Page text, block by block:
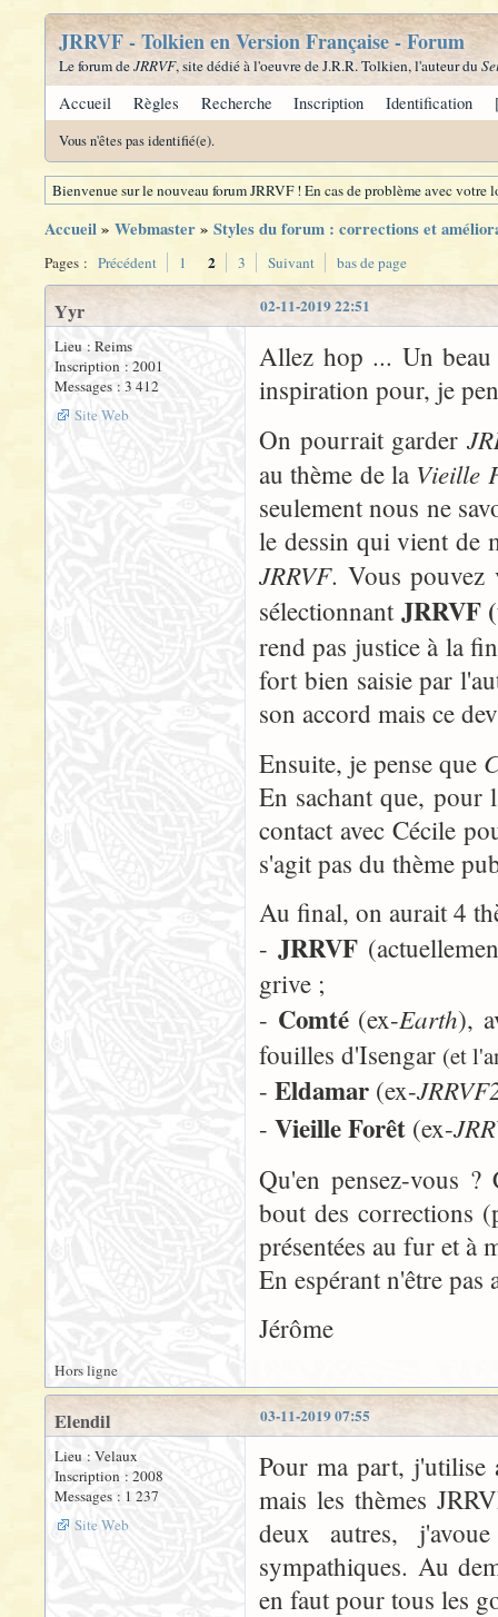
JRRVF - Tolkien en Version Française - Forum
Le forum deJRRVF, site dédié à l'oeuvre de J.R.R. Tolkien, l'auteur du
Accueil Règles Recherche Inscription Identification
Vous n'êtes pas identifié(e).
Bienvenue sur le nouveau forum JRRVF ! En cas de problème avec
Accueil» Webmaster» Styles du forum : corrections et
Pages : Précédent 1 2 3 Suivant bas de page
02-11-2019 22:51
Yyr
Lieu : Reims
Inscription : 2001
Messages : 3 412
Site Web
Allez hop ... Un
inspiration pour, je
On pourrait garder
au thème de la Vieille
seulement nous ne
le dessin qui vient de
JRRVF. Vous pouvez
sélectionnant JRRVF
rend pas justice à la
fort bien saisie par
son accord mais ce
Ensuite, je pense que
En sachant que, pour
contact avec Cécile
s'agit pas du thème
Au final, on aurait 4
-JRRVF
grive ;
- Comté(ex-Earth),
fouilles d'Isengar (et
- Eldamar (ex-
- Vieille Forêt (ex-
Qu'en pensez-vous
bout des corrections
présentées au fur et à
En espérant n'être
Jérôme
Hors ligne
03-11-2019 07:55
Elendil
Lieu : Velaux
Inscription : 2008
Messages : 1 237
Site Web
Pour ma part, j'utilise
mais les thèmes
deux autres,
sympathiques. Au
en faut pour tous les